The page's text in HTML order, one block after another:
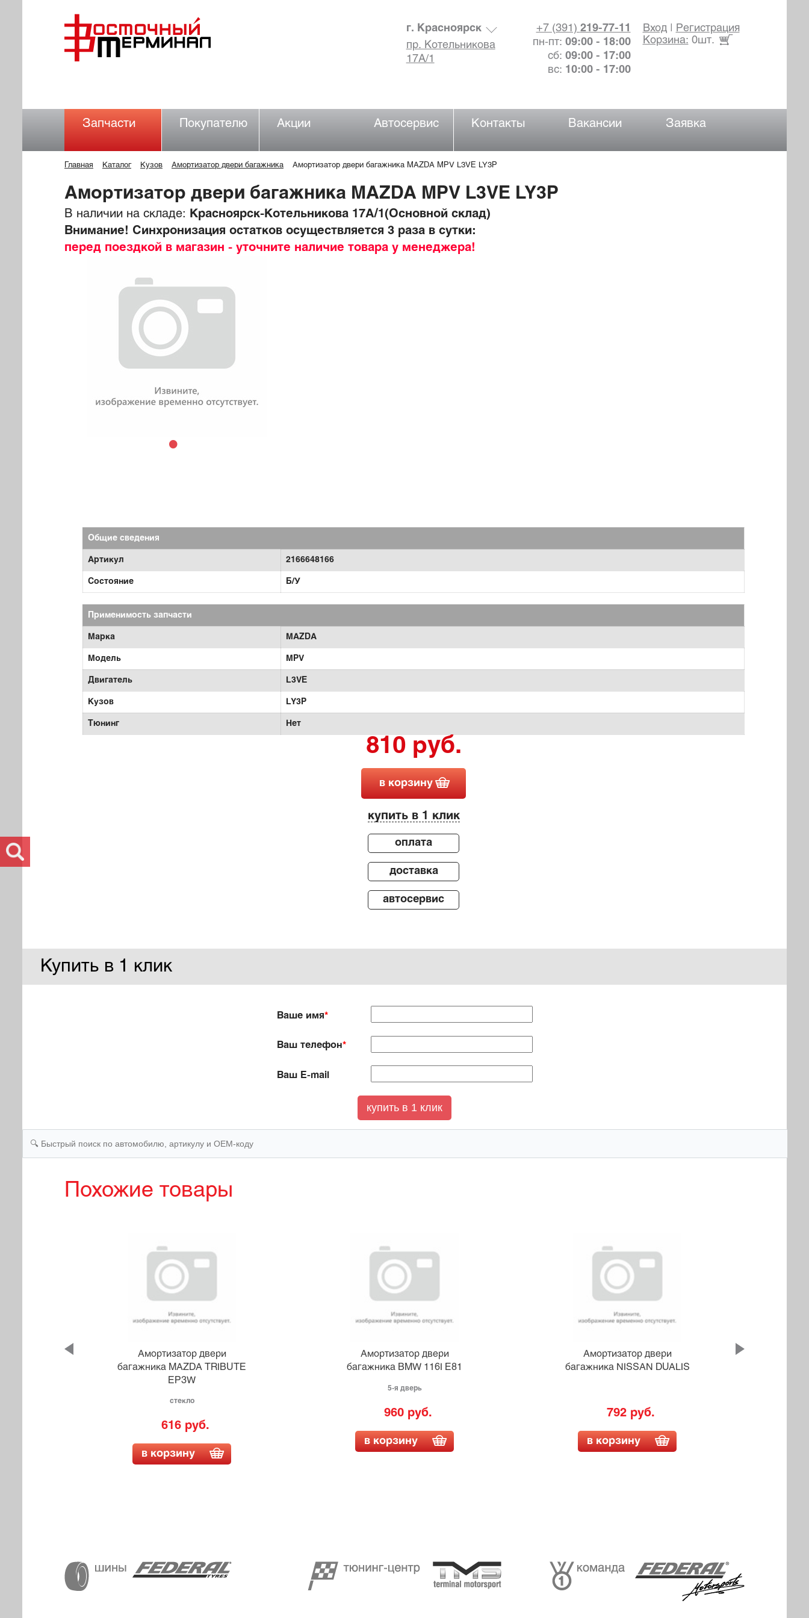
Вход|
Регистрация
Корзина: 0шт.
+7 (391) 219-77-11
пн-пт: 09:00 - 18:00
сб: 09:00 - 17:00
вс: 10:00 - 17:00
г. Красноярск
пр. Котельникова
17А/1
Запчасти Покупателю Акции Автосервис Контакты Вакансии Заявка
Главная Каталог Кузов Амортизатор двери багажника Амортизатор двери багажника MAZDA MPV L3VE LY3P
Амортизатор двери багажника MAZDA MPV L3VE LY3P
В наличии на складе:
Красноярск-Котельникова 17А/1(Основной склад)
Внимание! Синхронизация остатков осуществляется 3 раза в сутки:
перед поездкой в магазин - уточните наличие товара у менеджера!
Общие сведения
Артикул 2166648166
Состояние Б/У
Применимость запчасти
Марка MAZDA
Модель MPV
Двигатель L3VE
Кузов LY3P
Тюнинг Нет
810 руб.
в корзину
купить в 1 клик
оплата
доставка
автосервис
Купить в 1 клик
Ваше имя*
Ваш телефон*
Ваш E-mail
Похожие товары
Амортизатор двери
багажника MAZDA TRIBUTE
EP3W
стекло
616 руб.
в корзину
Амортизатор двери
багажника BMW 116I E81
5-я дверь
960 руб.
в корзину
Амортизатор двери
багажника NISSAN DUALIS
792 руб.
в корзину